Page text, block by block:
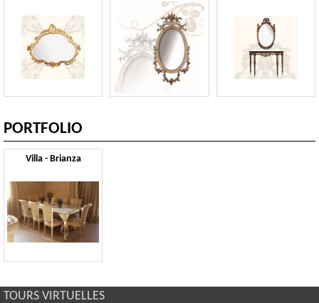
PORTFOLIO
Villa - Brianza
TOURS VIRTUELLES